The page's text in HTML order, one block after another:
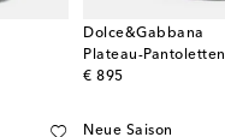
Dolce&Gabbana
Plateau-Pantoletten
€ 895
original price
Neue Saison